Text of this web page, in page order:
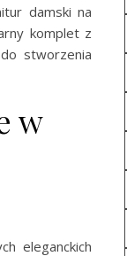
damski na
komplet z
stworzenia
w
eleganckich